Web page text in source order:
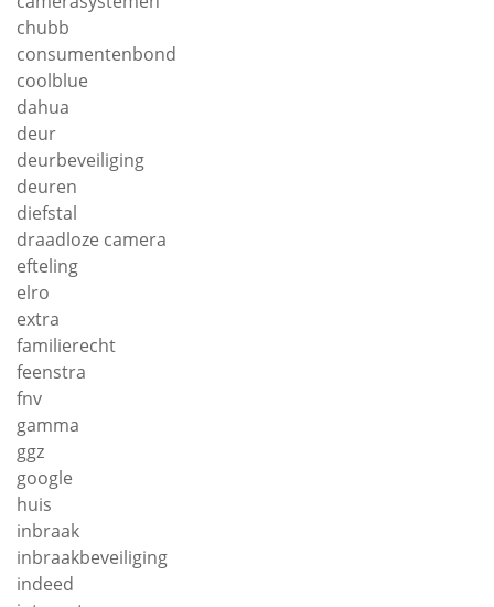
chubb
consumentenbond
coolblue
dahua
deur
deurbeveiliging
deuren
diefstal
draadloze camera
efteling
elro
extra
familierecht
feenstra
fnv
gamma
ggz
google
huis
inbraak
inbraakbeveiliging
indeed